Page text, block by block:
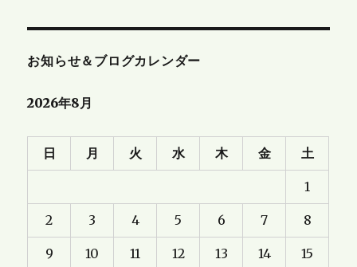
お知らせ＆ブログカレンダー
2026年8月
日 月 火 水 木 金 土
1
2 3 4 5 6 7 8
9 10 11 12 13 14 15